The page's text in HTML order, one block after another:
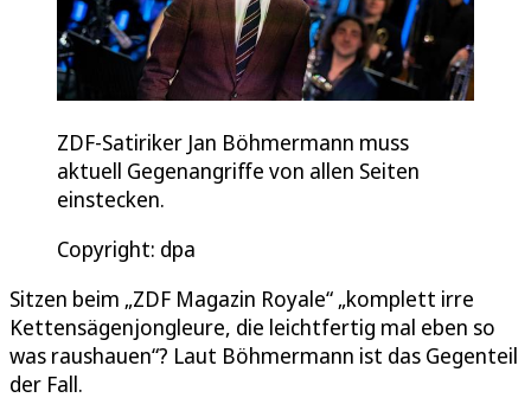
ZDF-Satiriker Jan Böhmermann muss
aktuell Gegenangriffe von allen Seiten
einstecken.
Copyright: dpa
Sitzen beim „ZDF Magazin Royale“ „komplett irre
Kettensägenjongleure, die leichtfertig mal eben so
was raushauen“? Laut Böhmermann ist das Gegenteil
der Fall.